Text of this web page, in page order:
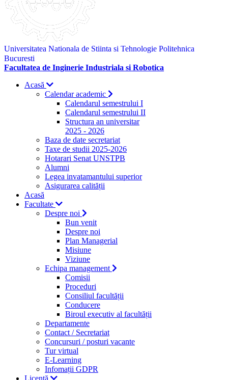
Universitatea Nationala de Stiinta si Tehnologie Politehnica
Bucuresti
Facultatea de Inginerie Industriala si Robotica
Acasă
Calendar academic
Calendarul semestrului I
Calendarul semestrului II
Structura an universitar
2025 - 2026
Baza de date secretariat
Taxe de studii 2025-2026
Hotarari Senat UNSTPB
Alumni
Legea invatamantului superior
Asigurarea calității
Acasă
Facultate
Despre noi
Bun venit
Despre noi
Plan Managerial
Misiune
Viziune
Echipa management
Comisii
Proceduri
Consiliul facultății
Conducere
Biroul executiv al facultății
Departamente
Contact / Secretariat
Concursuri / posturi vacante
Tur virtual
E-Learning
Infomații GDPR
Licență